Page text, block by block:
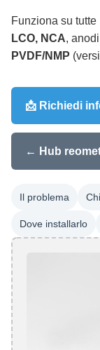
Funziona su
LCO, NCA,
PVDF/NMP
📩 Richiedi
← Hub
Il problema
Dove installarlo